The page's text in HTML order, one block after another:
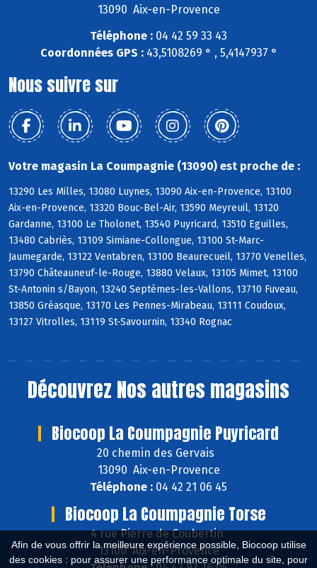
Afin de vous offrir la meilleure expérience possible, Biocoop utilise
des cookies : pour assurer une performance optimale du site, pour
13090 Aix-en-Provence
Téléphone : 04 42 59 33 43
Coordonnées GPS :43,5108269 ° , 5,4147937 °
Nous suivre sur
Votre magasin La Coumpagnie (13090) est proche de :
13290 Les Milles, 13080 Luynes, 13090 Aix-en-Provence, 13100
Aix-en-Provence, 13320 Bouc-Bel-Air, 13590 Meyreuil, 13120
Gardanne, 13100 Le Tholonet, 13540 Puyricard, 13510 Eguilles,
13480 Cabriès, 13109 Simiane-Collongue, 13100 St-Marc-
Jaumegarde, 13122 Ventabren, 13100 Beaurecueil, 13770 Venelles,
13790 Châteauneuf-le-Rouge, 13880 Velaux, 13105 Mimet, 13100
St-Antonin s/Bayon, 13240 Septèmes-les-Vallons, 13710 Fuveau,
13850 Gréasque, 13170 Les Pennes-Mirabeau, 13111 Coudoux,
13127 Vitrolles, 13119 St-Savournin, 13340 Rognac
Découvrez Nos autres magasins
Biocoop La Coumpagnie Puyricard
20 chemin des Gervais
13090 Aix-en-Provence
Téléphone : 04 42 21 06 45
Biocoop La Coumpagnie Torse
4 rue Pierre de Coubertin
13100 Aix-en-Provence